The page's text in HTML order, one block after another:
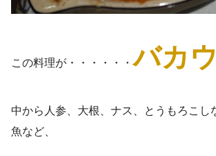
この料理が・・・・・・バカ
中から人参、大根、ナス、とうもろこし
魚など、